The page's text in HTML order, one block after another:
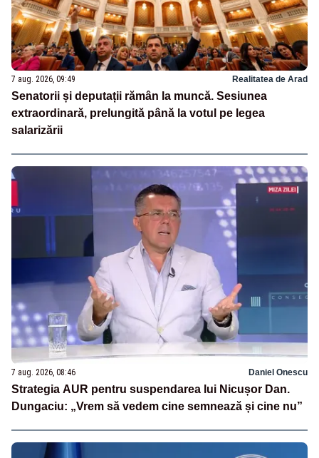
7 aug. 2026, 09:49 Realitatea de Arad
Senatorii și deputații rămân la muncă. Sesiunea
extraordinară, prelungită până la votul pe legea
salarizării
7 aug. 2026, 08:46 Daniel Onescu
Strategia AUR pentru suspendarea lui Nicușor Dan.
Dungaciu: „Vrem să vedem cine semnează și cine nu”